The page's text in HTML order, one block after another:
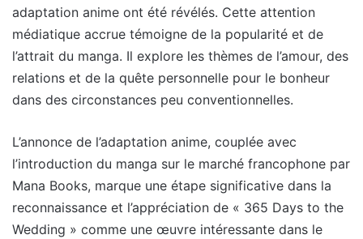
adaptation anime ont été révélés. Cette attention
médiatique accrue témoigne de la popularité et de
l’attrait du manga. Il explore les thèmes de l’amour, des
relations et de la quête personnelle pour le bonheur
dans des circonstances peu conventionnelles.
L’annonce de l’adaptation anime, couplée avec
l’introduction du manga sur le marché francophone par
Mana Books, marque une étape significative dans la
reconnaissance et l’appréciation de « 365 Days to the
Wedding » comme une œuvre intéressante dans le